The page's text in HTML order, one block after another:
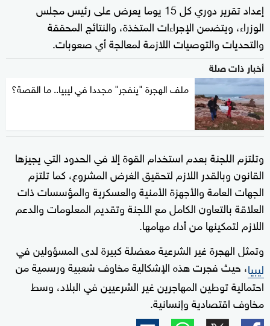
إعداد تقرير دوري كل 15 يوما يعرض على رئيس مجلس
الوزراء، ويتضمن الإجراءات المتخذة، والنتائج المحققة
والتحديات والتوصيات اللازمة لمعالجة أي صعوبات.
أخبار ذات صلة
ملف الهجرة "ينفجر" مجددا في ليبيا.. ما القصة؟
وتلتزم اللجنة بعدم استخدام القوة إلا في الحدود التي يجيزها
القانون وبالقدر اللازم لتحقيق الغرض المشروع، كما تلتزم
الجهات العامة والأجهزة الأمنية والعسكرية والمؤسسات ذات
العلاقة بالتعاون الكامل مع اللجنة وتقديم المعلومات والدعم
اللازم لتمكينها من أداء مهامها.
وتمثل الهجرة غير الشرعية معضلة كبيرة لدى المسؤولين في
ليبيا، حيث فجرت هذه الإشكالية مخاوف شعبية ورسمية من
احتمالية توطين المهاجرين غير الشرعيين في البلاد، وسط
مخاوف اقتصادية وإنسانية.